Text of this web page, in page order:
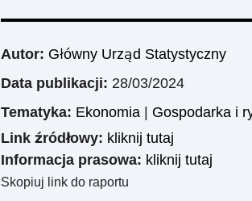
Autor: Główny Urząd Statystyczny
Data publikacji: 28/03/2024
Tematyka: Ekonomia| Gospodarka i
Link źródłowy: kliknij tutaj
Informacja prasowa: kliknij tutaj
Skopiuj link do raportu